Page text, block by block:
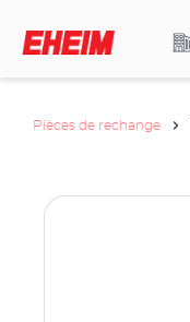
Pièces de rechange